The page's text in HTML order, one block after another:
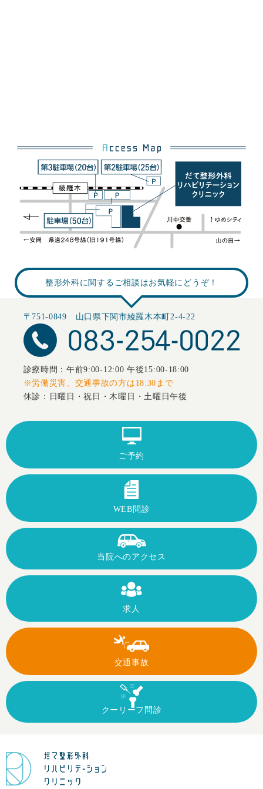
整形外科に関するご相談はお気軽にどうぞ！
〒751-0849 山口県下関市綾羅木本町2-4-22
診療時間：午前9:00-12:00 午後15:00-18:00
※労働災害、交通事故の方は18:30まで
休診：日曜日・祝日・木曜日・土曜日午後
ご予約
WEB問診
当院へのアクセス
求人
交通事故
クーリーフ 問診